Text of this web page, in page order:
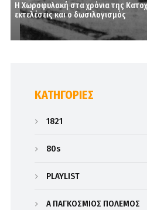
Η Χωροφυλακή στα χρόνια της
εκτελέσεις και ο δωσιλογισμός
KΑΤΗΓΟΡΊΕΣ
1821
80s
PLAYLIST
Α΄ ΠΑΓΚΟΣΜΙΟΣ ΠΟΛΕΜΟΣ